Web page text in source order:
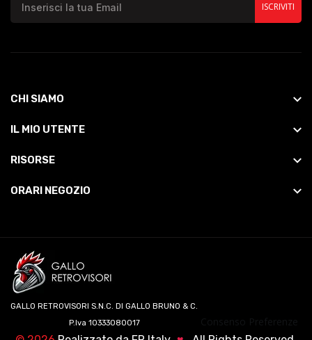
ISCRIVITI
CHI SIAMO
IL MIO UTENTE
RISORSE
ORARI NEGOZIO
GALLO RETROVISORI S.N.C. DI GALLO BRUNO & C.
P.Iva 10333080017